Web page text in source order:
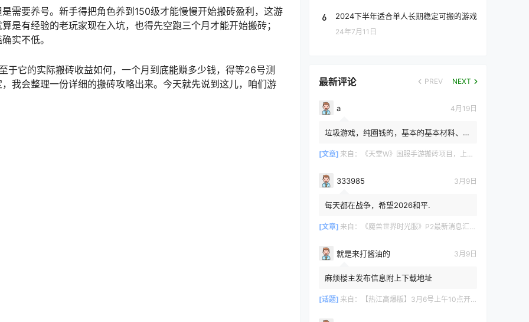
需要养号。新手得把角色养到150级才能慢慢开始搬砖盈利，这游
是有经验的老玩家现在入坑，也得先空跑三个月才能开始搬砖；
实不低。
至于它的实际搬砖收益如何，一个月到底能赚多少钱，得等26号测
我会整理一份详细的搬砖攻略出来。今天就先说到这儿，咱们游
6 2024下半年适合单人长期稳定可搬的游戏
24年7月11日
最新评论 PREV NEXT
a 4月19日
垃圾游戏，纯圈钱的，基本的基本材料、白
浪费电费，就跟别说绿...
[文章] 来自： 《天堂W》国服手游搬砖项目，上手简单稳定吃肉，适合长期搬砖！
333985 3月9日
每天都在战争，希望2026和平.
[文章] 来自： 《魔兽世界时光服》P2最新消息汇总，九大硬核干货速报
就是来打酱油的 3月9日
麻烦楼主发布信息附上下载地址
[话题] 来自： 【热江高爆版】3月6号上午10点开服